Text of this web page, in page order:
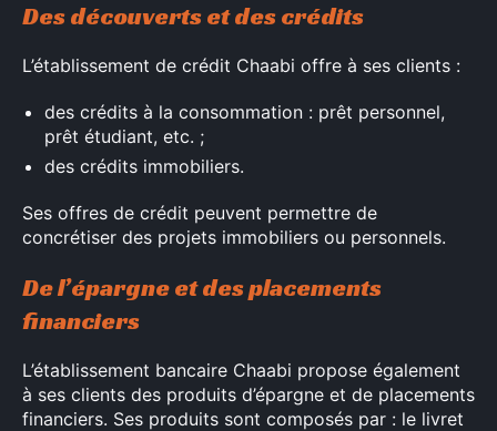
Des découverts et des crédits
L’établissement de crédit Chaabi offre à ses clients :
des crédits à la consommation : prêt personnel,
prêt étudiant, etc. ;
des crédits immobiliers.
Ses offres de crédit peuvent permettre de
concrétiser des projets immobiliers ou personnels.
De l’épargne et des placements
financiers
L’établissement bancaire Chaabi propose également
à ses clients des produits d’épargne et de placements
financiers. Ses produits sont composés par : le livret
Rechercher